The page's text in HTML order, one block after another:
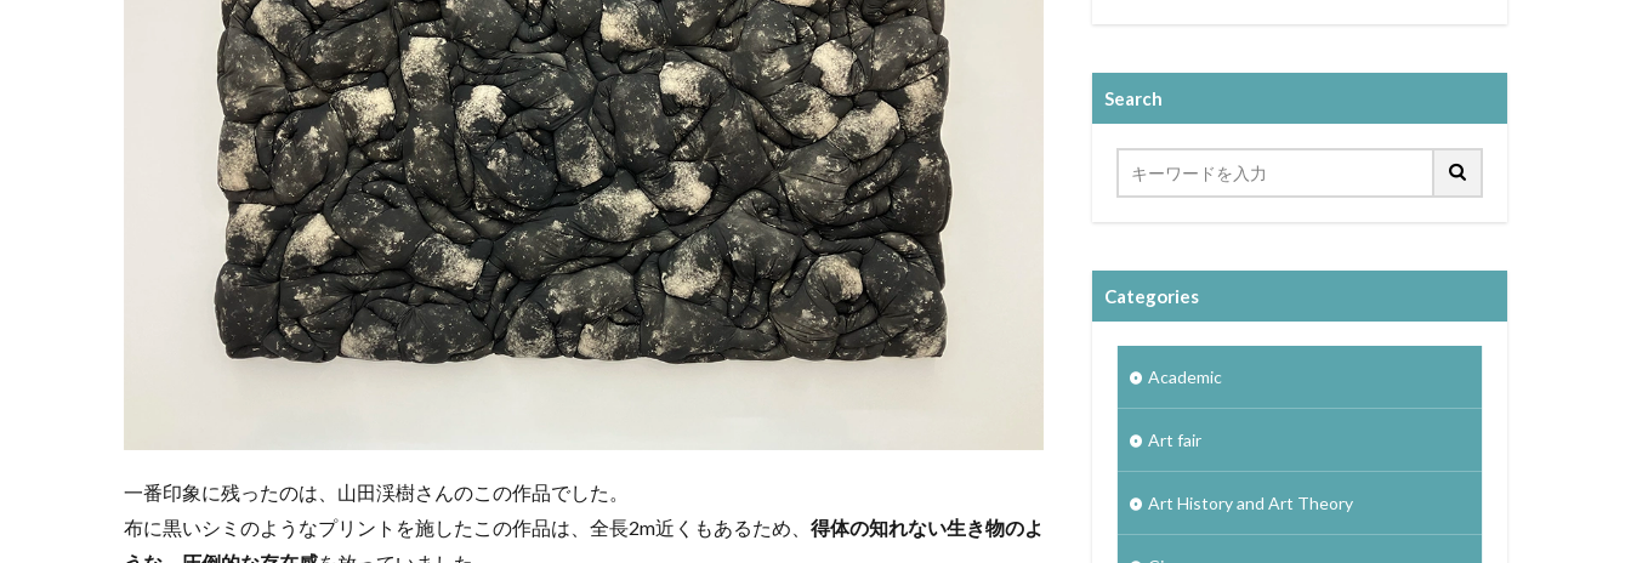
一番印象に残ったのは、山田渓樹さんのこの作品でした。
布に黒いシミのようなプリントを施したこの作品は、全長2m近くもあるため、 得体の知れない生き物のよ
Search
Categories
Academic
Art fair
Art History and Art Theory